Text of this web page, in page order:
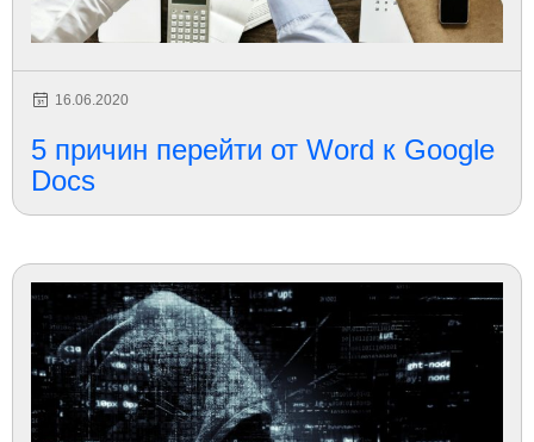
16.06.2020
5 причин перейти от Word к Google
Docs